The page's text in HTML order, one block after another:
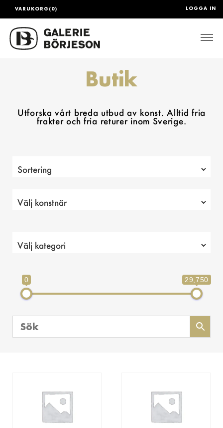
LOGGA IN
VARUKORG(0)
Butik
Utforska vårt breda utbud av konst. Alltid fria
frakter och fria returer inom Sverige.
0 29,750